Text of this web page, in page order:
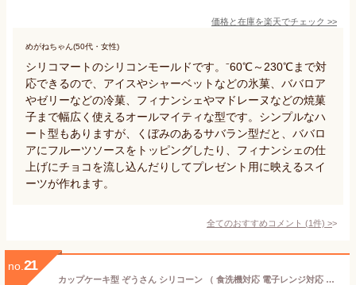
価格と在庫を楽天でチェック >>
めがねちゃん(50代・女性)
シリコマートのシリコンモールドです。⁻60℃～230℃まで対
応できるので、アイスやシャーベットなどの氷菓、ババロア
やゼリーなどの冷菓、フィナンシェやマドレーヌなどの焼菓
子まで幅広く使えるオールマイティな型です。シンプルなハ
ート型もありますが、くぼみのあるサバラン型だと、ババロ
アにフルーツソースをトッピングしたり、フィナンシェの仕
上げにチョコを流し込んだりしてプレゼント用に映えるスイ
ーツが作れます。
全てのおすすめコメント (1件) >
no. 21
カップケーキ型 ぞうさん シリコーン （ 食洗機対応 電子レンジ対応 オーブン対応 シリコン型 焼き型 製菓道具 シリコンカップケーキ型 シリコントレー お菓子作り カップケーキ ゼリー 子ども ）【39ショップ】